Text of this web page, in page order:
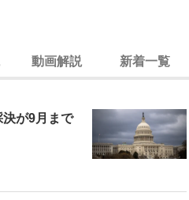
動画解説 新着一覧
が9月まで